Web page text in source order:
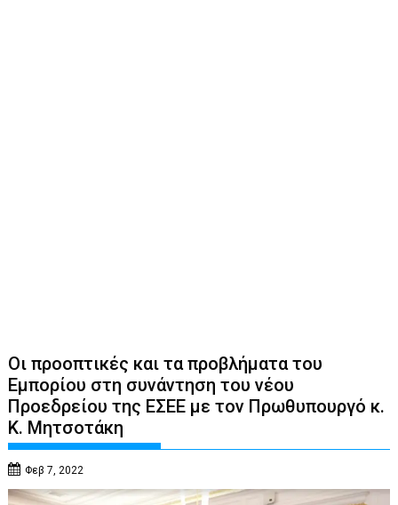
Οι προοπτικές και τα προβλήματα του
Εμπορίου στη συνάντηση του νέου
Προεδρείου της ΕΣΕΕ με τον Πρωθυπουργό κ.
Κ. Μητσοτάκη
Φεβ 7, 2022